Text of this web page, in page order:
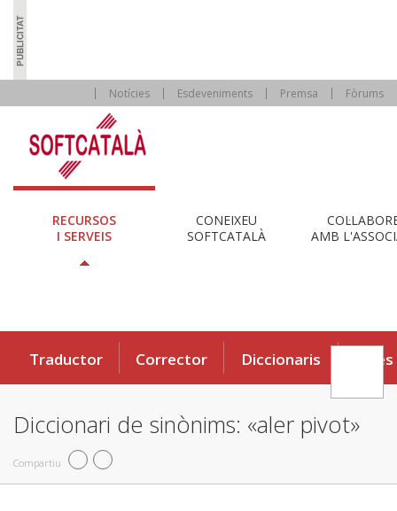
Notícies Esdeveniments Premsa Fòrums
RECURSOS
I SERVEIS
CONEIXEU
SOFTCATALÀ
AMB
Traductor Corrector Diccionaris Eines
Diccionari de sinònims: «aler pivot»
Compartiu